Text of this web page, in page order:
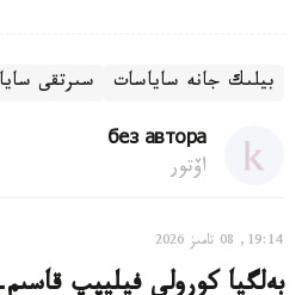
بيلىك جانە ساياسات سىرتقى
без автора
اۆتور
19:14, 08 تامىز 2026